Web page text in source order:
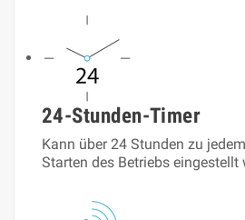
24-Stunden-Timer
Kann über 24 Stunden zu
Starten des Betriebs eingestellt